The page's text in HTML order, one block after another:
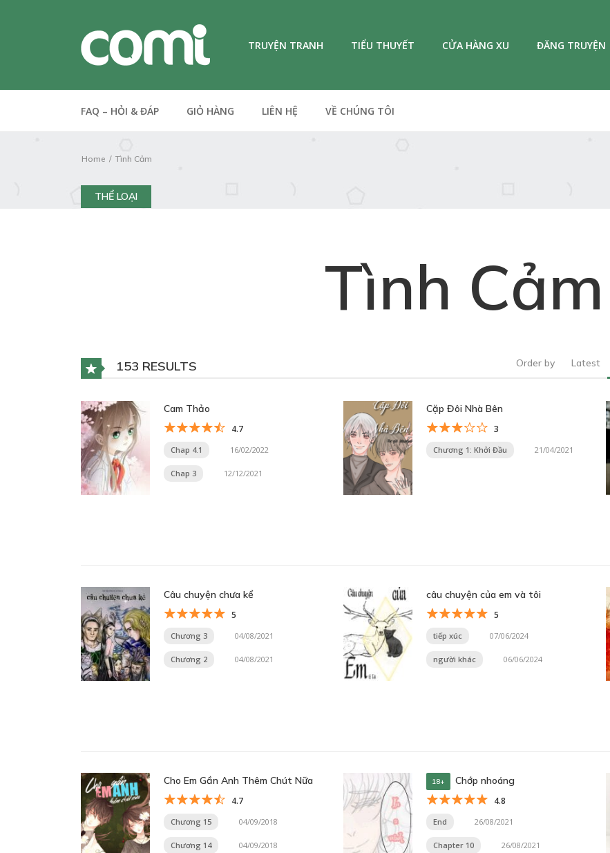
TRUYỆN TRANH TIỂU THUYẾT CỬA HÀNG XU ĐĂNG TRUYỆN
FAQ – HỎI & ĐÁP GIỎ HÀNG LIÊN HỆ VỀ CHÚNG TÔI
Home Tình Cảm
THỂ LOẠI
Tình Cảm
153 RESULTS Order by Latest
Cam Thảo
4.7
Chap 4.1 16/02/2022
Chap 3 12/12/2021
Cặp Đôi Nhà Bên
3
Chương 1: Khởi Đầu 21/04/2021
Câu chuyện chưa kể
5
Chương 3 04/08/2021
Chương 2 04/08/2021
câu chuyện của em và tôi
5
tiếp xúc 07/06/2024
người khác 06/06/2024
Cho Em Gần Anh Thêm Chút Nữa
4.7
Chương 15 04/09/2018
Chương 14 04/09/2018
18+ Chớp nhoáng
4.8
End 26/08/2021
Chapter 10 26/08/2021